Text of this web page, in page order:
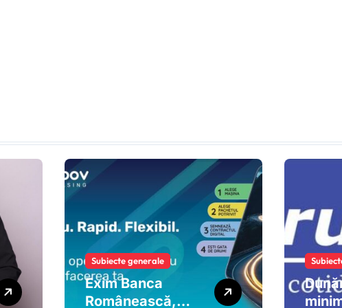
Subiecte generale
Exim Banca
Românească,